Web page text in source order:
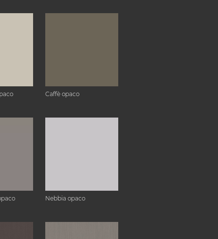
Caffè opaco
Nebbia opaco